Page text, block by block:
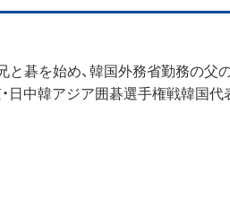
と碁を始め、韓国外務省勤務の
日中韓アジア囲碁選手権戦韓国